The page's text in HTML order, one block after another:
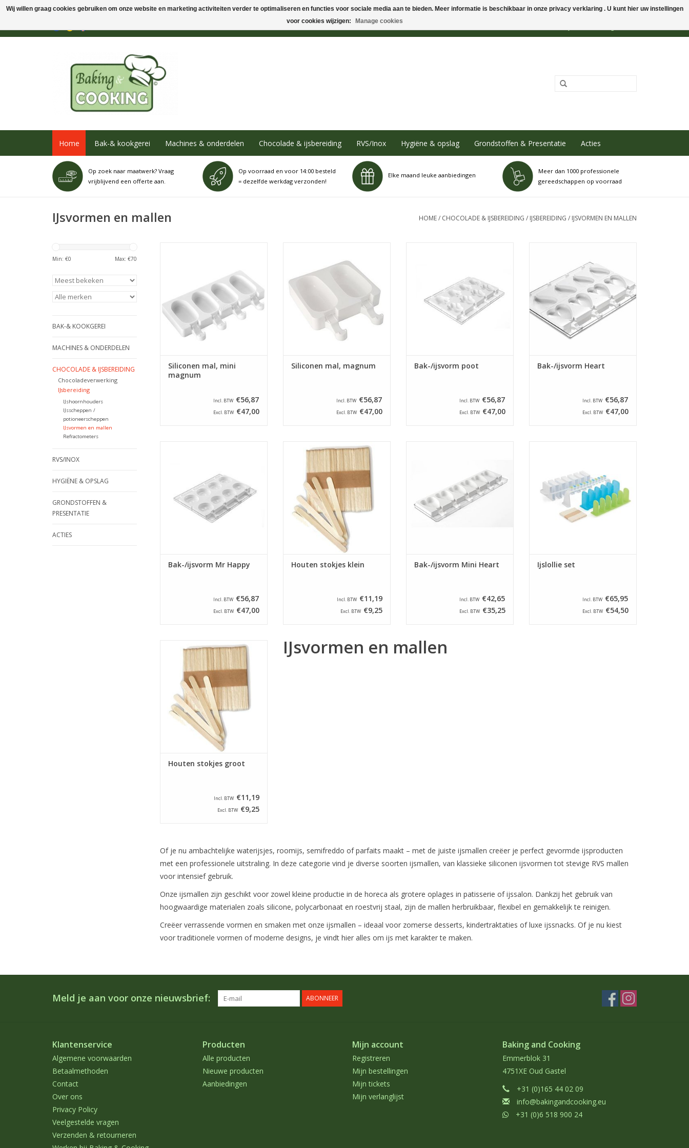
Home Bak-& kookgerei Machines & onderdelen Chocolade & ijsbereiding RVS/Inox Hygiëne & opslag Grondstoffen & Presentatie Acties
Op zoek naar maatwerk? Vraag
vrijblijvend een offerte aan.
Op voorraad en voor 14:00 besteld
= dezelfde werkdag verzonden!
Elke maand leuke aanbiedingen
Meer dan 1000 professionele
gereedschappen op voorraad
IJsvormen en mallen HOME/ CHOCOLADE & IJSBEREIDING / IJSBEREIDING / IJSVORMEN EN MALLEN
Min: €0 Max: €70
BAK-& KOOKGEREI
MACHINES & ONDERDELEN
CHOCOLADE & IJSBEREIDING
Chocoladeverwerking
IJsbereiding
IJshoornhouders
IJsscheppen /
potioneerscheppen
IJsvormen en mallen
Refractometers
RVS/INOX
HYGIËNE & OPSLAG
GRONDSTOFFEN &
PRESENTATIE
ACTIES
TOEVOEGEN AAN WINKELWAGEN
Siliconen mal, mini
magnum
Incl. BTW €56,87
Excl. BTW €47,00
TOEVOEGEN AAN WINKELWAGEN
Siliconen mal, magnum
Incl. BTW €56,87
Excl. BTW €47,00
cake pops en ijsjes worden
uiteindelijk gevormd tot een
poot.
TOEVOEGEN AAN WINKELWAGEN
Bak-/ijsvorm poot
Incl. BTW €56,87
Excl. BTW €47,00
pops en het maken van ijs. De
cake pops en ijsjes worden
uiteindelijk gevormd tot een hart.
TOEVOEGEN AAN WINKELWAGEN
Bak-/ijsvorm Heart
Incl. BTW €56,87
Excl. BTW €47,00
cake pops en ijsjes worden
uiteindelijk gevormd tot Mr.
Happy.
TOEVOEGEN AAN WINKELWAGEN
Bak-/ijsvorm Mr Happy
Incl. BTW €56,87
Excl. BTW €47,00
500 Beukenhouten stokjes
geschikt voor siliconen ijsvormen
TOEVOEGEN AAN WINKELWAGEN
Houten stokjes klein
Incl. BTW €11,19
Excl. BTW €9,25
cake pops en ijsjes worden
uiteindelijk gevormd tot een hart.
TOEVOEGEN AAN WINKELWAGEN
Bak-/ijsvorm Mini Heart
Incl. BTW €42,65
Excl. BTW €35,25
TOEVOEGEN AAN WINKELWAGEN
Ijslollie set
Incl. BTW €65,95
Excl. BTW €54,50
500 Beukenhouten stokjes,
geschikt voor siliconen ijsvormen
TOEVOEGEN AAN WINKELWAGEN
Houten stokjes groot
Incl. BTW €11,19
Excl. BTW €9,25
IJsvormen en mallen
Of je nu ambachtelijke waterijsjes, roomijs, semifreddo of parfaits maakt – met de juiste ijsmallen creëer je perfect gevormde ijsproducten
met een professionele uitstraling. In deze categorie vind je diverse soorten ijsmallen, van klassieke siliconen ijsvormen tot stevige RVS mallen
voor intensief gebruik.
Onze ijsmallen zijn geschikt voor zowel kleine productie in de horeca als grotere oplages in patisserie of ijssalon. Dankzij het gebruik van
hoogwaardige materialen zoals silicone, polycarbonaat en roestvrij staal, zijn de mallen herbruikbaar, flexibel en gemakkelijk te reinigen.
Creëer verrassende vormen en smaken met onze ijsmallen – ideaal voor zomerse desserts, kindertraktaties of luxe ijssnacks. Of je nu kiest
voor traditionele vormen of moderne designs, je vindt hier alles om ijs met karakter te maken.
Meld je aan voor onze nieuwsbrief: ABONNEER
Klantenservice
Algemene voorwaarden
Betaalmethoden
Contact
Over ons
Privacy Policy
Veelgestelde vragen
Verzenden & retourneren
Producten
Alle producten
Nieuwe producten
Aanbiedingen
Mijn account
Registreren
Mijn bestellingen
Mijn tickets
Mijn verlanglijst
Baking and Cooking
Emmerblok 31
4751XE Oud Gastel
+31 (0)165 44 02 09
info@bakingandcooking.eu
+31 (0)6 518 900 24
Wij willen graag cookies gebruiken om onze website en marketing activiteiten verder te optimaliseren en functies voor sociale media aan te bieden. Meer informatie is beschikbaar in onze privacy verklaring . U kunt hier uw instellingen
voor cookies wijzigen:
Manage cookies